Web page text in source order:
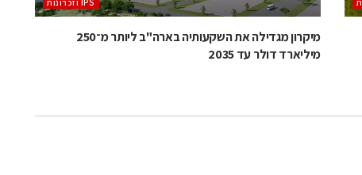
מיקרון מגדילה את השקעותיה בארה"ב ליותר מ־250
מיליארד דולר עד 2035